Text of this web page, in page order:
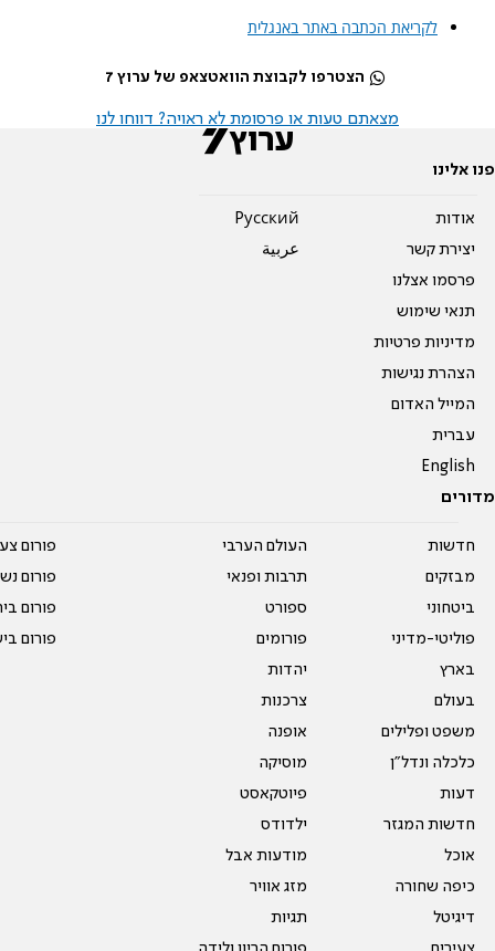
לקריאת הכתבה באתר באנגלית
הצטרפו לקבוצת הוואטצאפ של ערוץ 7
מצאתם טעות או פרסומת לא ראויה? דווחו לנו
פנו אלינו
אודות
יצירת קשר
פרסמו אצלנו
תנאי שימוש
מדיניות פרטיות
הצהרת נגישות
המייל האדום
עברית
English
Pусский
عربية
מדורים
חדשות
מבזקים
ביטחוני
פוליטי-מדיני
בארץ
בעולם
משפט ופלילים
כלכלה ונדל"ן
דעות
חדשות המגזר
אוכל
כיפה שחורה
דיגיטל
העולם הערבי
תרבות ופנאי
ספורט
פורומים
יהדות
צרכנות
אופנה
מוסיקה
פיוטקאסט
ילדודס
מודעות אבל
מזג אוויר
תגיות
פורום
פורום
פורום
פורום